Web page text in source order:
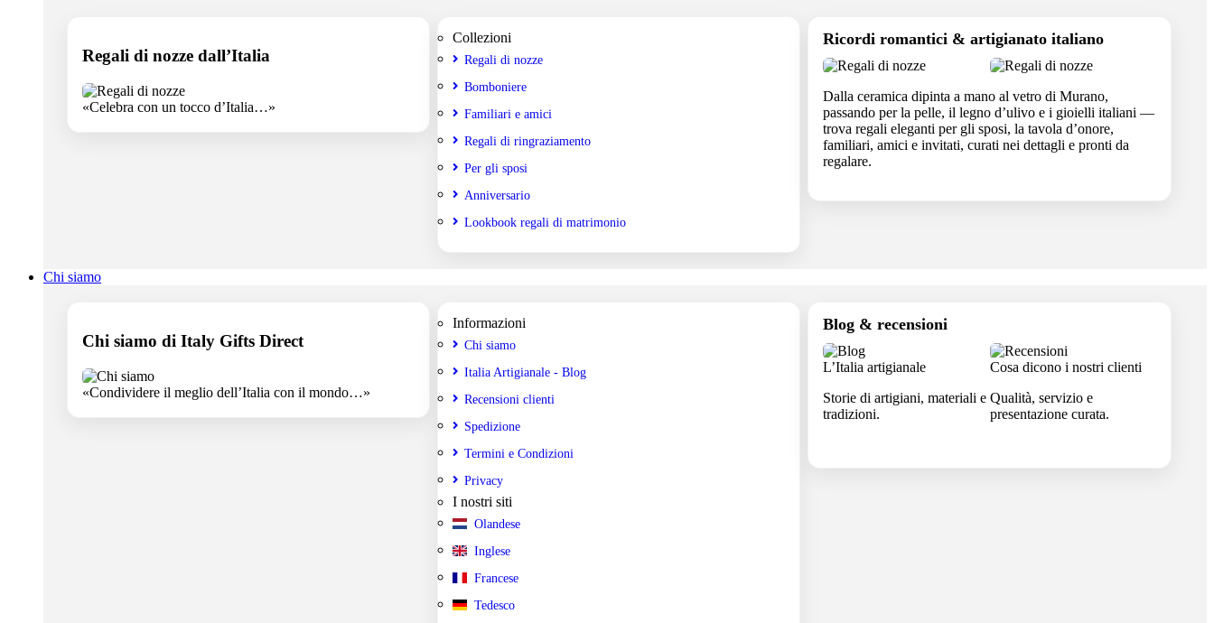
Regali di nozze dall’Italia
«Celebra con un tocco d’Italia…»
Collezioni
Regali di nozze
Bomboniere
Familiari e amici
Regali di ringraziamento
Per gli sposi
Anniversario
Lookbook regali di matrimonio
Ricordi romantici & artigianato italiano
Dalla ceramica dipinta a mano al vetro di Murano,
passando per la pelle, il legno d’ulivo e i gioielli italiani —
trova regali eleganti per gli sposi, la tavola d’onore,
familiari, amici e invitati, curati nei dettagli e pronti da
regalare.
Chi siamo
Chi siamo di Italy Gifts Direct
«Condividere il meglio dell’Italia con il mondo…»
Informazioni
Chi siamo
Italia Artigianale - Blog
Recensioni clienti
Spedizione
Termini e Condizioni
Privacy
I nostri siti
Olandese
Inglese
Francese
Tedesco
Blog & recensioni
L’Italia artigianale
Storie di artigiani, materiali e
tradizioni.
Cosa dicono i nostri clienti
Qualità, servizio e
presentazione curata.